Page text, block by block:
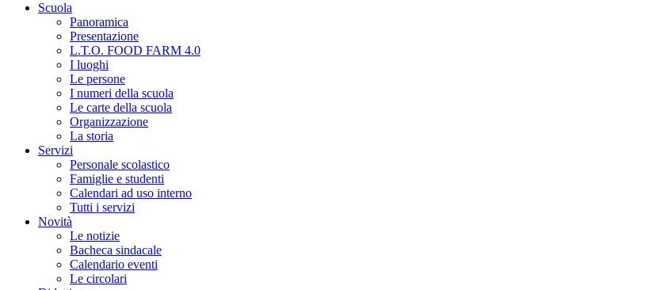
Scuola
Panoramica
Presentazione
L.T.O. FOOD FARM 4.0
I luoghi
Le persone
I numeri della scuola
Le carte della scuola
Organizzazione
La storia
Servizi
Personale scolastico
Famiglie e studenti
Calendari ad uso interno
Tutti i servizi
Novità
Le notizie
Bacheca sindacale
Calendario eventi
Le circolari